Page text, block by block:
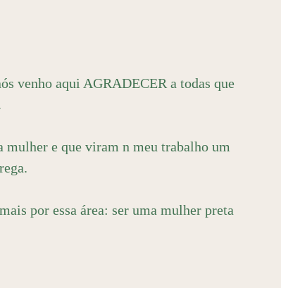
venho aqui AGRADECER a todas que
mulher e que viram n meu trabalho um
por essa área: ser uma mulher preta